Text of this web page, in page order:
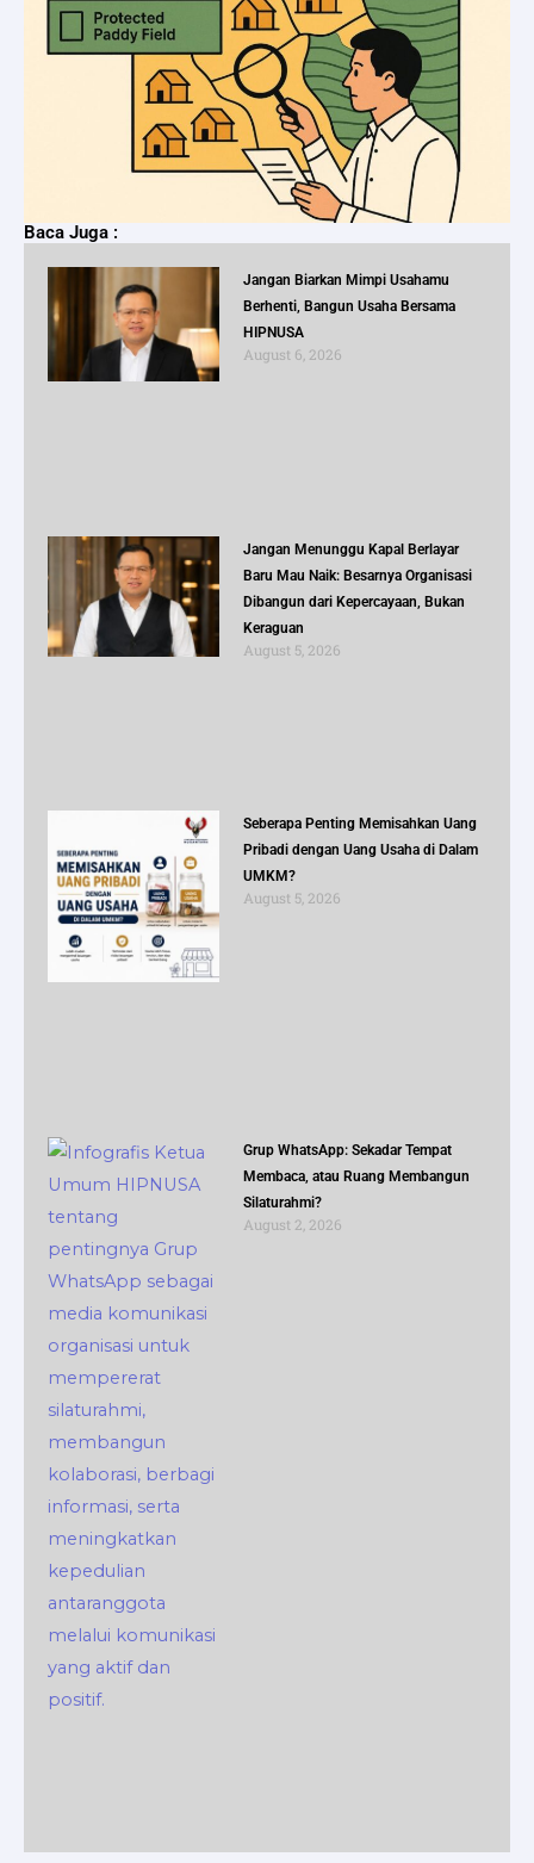
Baca Juga :
Jangan Biarkan Mimpi Usahamu
Berhenti, Bangun Usaha Bersama
HIPNUSA
August 6, 2026
Jangan Menunggu Kapal Berlayar
Baru Mau Naik: Besarnya Organisasi
Dibangun dari Kepercayaan, Bukan
Keraguan
August 5, 2026
Seberapa Penting Memisahkan Uang
Pribadi dengan Uang Usaha di Dalam
UMKM?
August 5, 2026
Grup WhatsApp: Sekadar Tempat
Membaca, atau Ruang Membangun
Silaturahmi?
August 2, 2026